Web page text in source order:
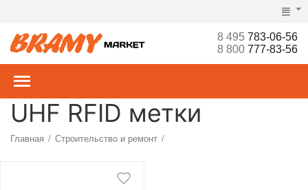
8 495783-06-56
8 800777-83-56
UHF RFID метки
Главная / Строительство и ремонт /
Идентификаторы